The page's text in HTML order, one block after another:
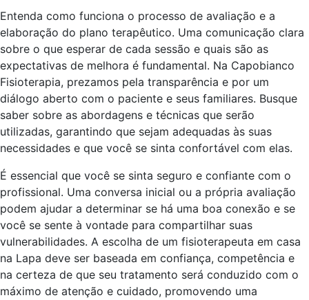
Entenda como funciona o processo de avaliação e a
elaboração do plano terapêutico. Uma comunicação clara
sobre o que esperar de cada sessão e quais são as
expectativas de melhora é fundamental. Na Capobianco
Fisioterapia, prezamos pela transparência e por um
diálogo aberto com o paciente e seus familiares. Busque
saber sobre as abordagens e técnicas que serão
utilizadas, garantindo que sejam adequadas às suas
necessidades e que você se sinta confortável com elas.
É essencial que você se sinta seguro e confiante com o
profissional. Uma conversa inicial ou a própria avaliação
podem ajudar a determinar se há uma boa conexão e se
você se sente à vontade para compartilhar suas
vulnerabilidades. A escolha de um fisioterapeuta em casa
na Lapa deve ser baseada em confiança, competência e
na certeza de que seu tratamento será conduzido com o
máximo de atenção e cuidado, promovendo uma